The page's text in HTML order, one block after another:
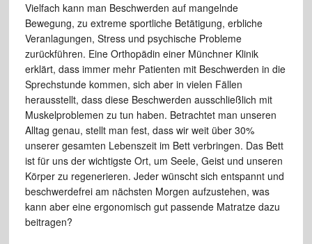
Vielfach kann man Beschwerden auf mangelnde
Bewegung, zu extreme sportliche Betätigung, erbliche
Veranlagungen, Stress und psychische Probleme
zurückführen. Eine Orthopädin einer Münchner Klinik
erklärt, dass immer mehr Patienten mit Beschwerden in die
Sprechstunde kommen, sich aber in vielen Fällen
herausstellt, dass diese Beschwerden ausschließlich mit
Muskelproblemen zu tun haben. Betrachtet man unseren
Alltag genau, stellt man fest, dass wir weit über 30%
unserer gesamten Lebenszeit im Bett verbringen. Das Bett
ist für uns der wichtigste Ort, um Seele, Geist und unseren
Körper zu regenerieren. Jeder wünscht sich entspannt und
beschwerdefrei am nächsten Morgen aufzustehen, was
kann aber eine ergonomisch gut passende Matratze dazu
beitragen?